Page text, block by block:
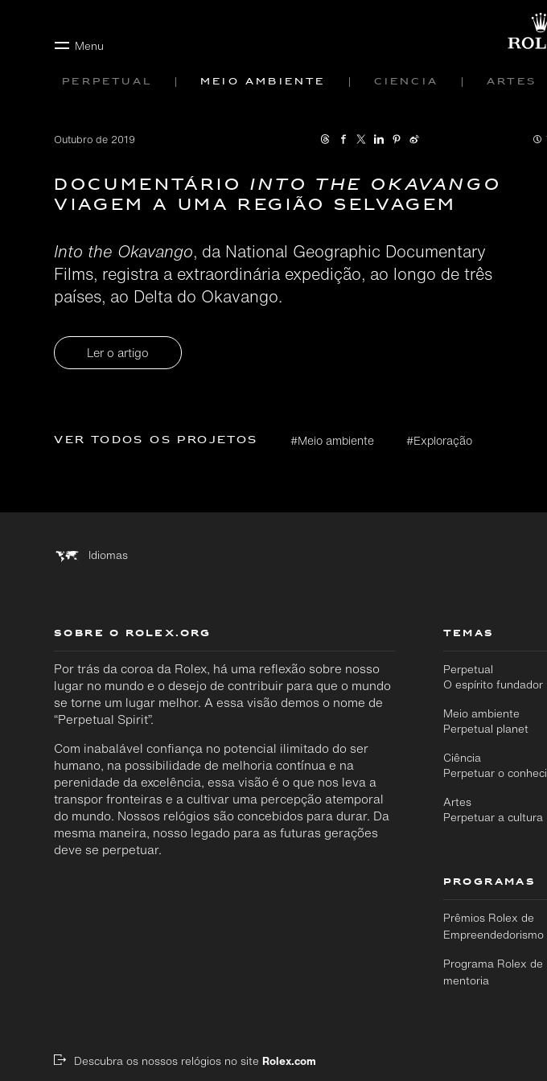
Menu
Perpetual Meio ambiente Ciência Artes
Outubro de 2019
DOCUMENTÁRIOINTO THE OKAVANGO
VIAGEM A UMA REGIÃO SELVAGEM
Into the Okavango, da National Geographic Documentary
Films, registra a extraordinária expedição, ao longo de três
países, ao Delta do Okavango.
Ler o artigo
Ver todos os projetos #Meio ambiente #Exploração
Idiomas
SOBRE O ROLEX.ORG
Por trás da coroa da Rolex, há uma reflexão sobre nosso
lugar no mundo e o desejo de contribuir para que o mundo
se torne um lugar melhor. A essa visão demos o nome de
“Perpetual Spirit”.
Com inabalável confiança no potencial ilimitado do ser
humano, na possibilidade de melhoria contínua e na
perenidade da excelência, essa visão é o que nos leva a
transpor fronteiras e a cultivar uma percepção atemporal
do mundo. Nossos relógios são concebidos para durar. Da
mesma maneira, nosso legado para as futuras gerações
deve se perpetuar.
TEMAS
Perpetual
O espírito fundador
Meio ambiente
Perpetual planet
Ciência
Perpetuar o
Artes
Perpetuar a cultura
PROGRAMAS
Prêmios Rolex de
Empreendedorismo
Programa Rolex de
mentoria
Descubra os nossos relógios no siteRolex.com